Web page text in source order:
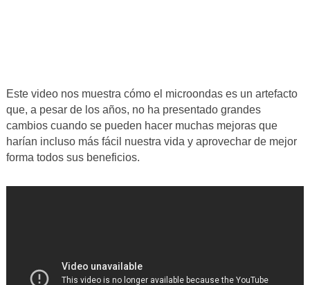
Este video nos muestra cómo el microondas es un artefacto
que, a pesar de los años, no ha presentado grandes
cambios cuando se pueden hacer muchas mejoras que
harían incluso más fácil nuestra vida y aprovechar de mejor
forma todos sus beneficios.